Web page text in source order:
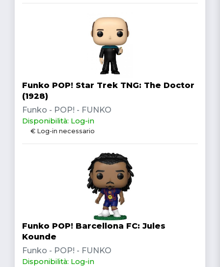
Funko POP! Star Trek TNG: The Doctor
(1928)
Funko - POP! - FUNKO
Disponibilità: Log-in
€ Log-in necessario
Funko POP! Barcellona FC: Jules
Kounde
Funko - POP! - FUNKO
Disponibilità: Log-in